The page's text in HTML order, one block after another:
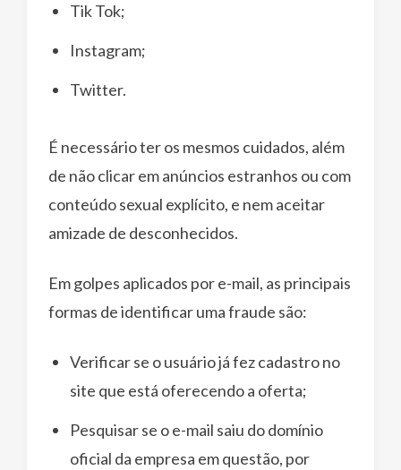
Tik Tok;
Instagram;
Twitter.
É necessário ter os mesmos cuidados, além
de não clicar em anúncios estranhos ou com
conteúdo sexual explícito, e nem aceitar
amizade de desconhecidos.
Em golpes aplicados por e-mail, as principais
formas de identificar uma fraude são:
Verificar se o usuário já fez cadastro no
site que está oferecendo a oferta;
Pesquisar se o e-mail saiu do domínio
oficial da empresa em questão, por